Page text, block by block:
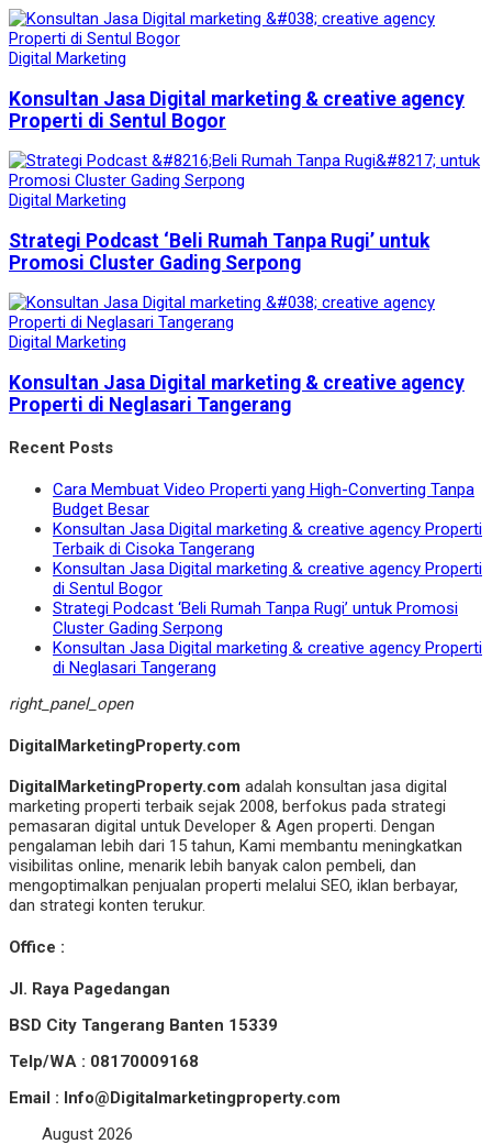
Digital Marketing
Konsultan Jasa Digital marketing & creative agency
Properti di Sentul Bogor
Digital Marketing
Strategi Podcast ‘Beli Rumah Tanpa Rugi’ untuk
Promosi Cluster Gading Serpong
Digital Marketing
Konsultan Jasa Digital marketing & creative agency
Properti di Neglasari Tangerang
Recent Posts
Cara Membuat Video Properti yang High-Converting Tanpa
Budget Besar
Konsultan Jasa Digital marketing & creative agency Properti
Terbaik di Cisoka Tangerang
Konsultan Jasa Digital marketing & creative agency Properti
di Sentul Bogor
Strategi Podcast ‘Beli Rumah Tanpa Rugi’ untuk Promosi
Cluster Gading Serpong
Konsultan Jasa Digital marketing & creative agency Properti
di Neglasari Tangerang
right_panel_open
DigitalMarketingProperty.com
DigitalMarketingProperty.com adalah konsultan jasa digital
marketing properti terbaik sejak 2008, berfokus pada strategi
pemasaran digital untuk Developer & Agen properti. Dengan
pengalaman lebih dari 15 tahun, Kami membantu meningkatkan
visibilitas online, menarik lebih banyak calon pembeli, dan
mengoptimalkan penjualan properti melalui SEO, iklan berbayar,
dan strategi konten terukur.
Office :
Jl. Raya Pagedangan
BSD City Tangerang Banten 15339
Telp/WA : 08170009168
Email : Info@Digitalmarketingproperty.com
August 2026